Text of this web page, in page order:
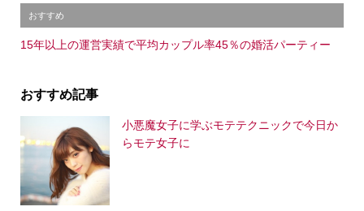
おすすめ
15年以上の運営実績で平均カップル率45％の婚活パーティー
おすすめ記事
小悪魔女子に学ぶモテテクニックで今日か
らモテ女子に